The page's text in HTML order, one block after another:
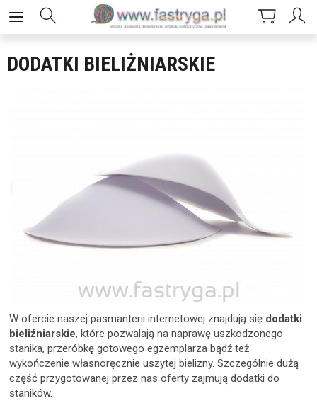
DODATKI BIELIŻNIARSKIE
W ofercie naszej pasmanterii internetowej znajdują się dodatki
bieliźniarskie, które pozwalają na naprawę uszkodzonego
stanika, przeróbkę gotowego egzemplarza bądź też
wykończenie własnoręcznie uszytej bielizny. Szczególnie dużą
część przygotowanej przez nas oferty zajmują dodatki do
staników.